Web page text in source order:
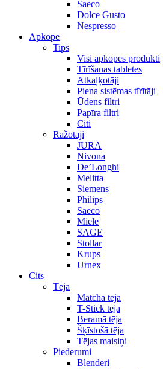
Saeco
Dolce Gusto
Nespresso
Apkope
Tips
Visi apkopes produkti
Tīrīšanas tabletes
Atkaļķotāji
Piena sistēmas tīrītāji
Ūdens filtri
Papīra filtri
Citi
Ražotāji
JURA
Nivona
De’Longhi
Melitta
Siemens
Philips
Saeco
Miele
SAGE
Stollar
Krups
Urnex
Cits
Tēja
Matcha tēja
T-Stick tēja
Beramā tēja
Šķīstošā tēja
Tējas maisiņi
Piederumi
Blenderi